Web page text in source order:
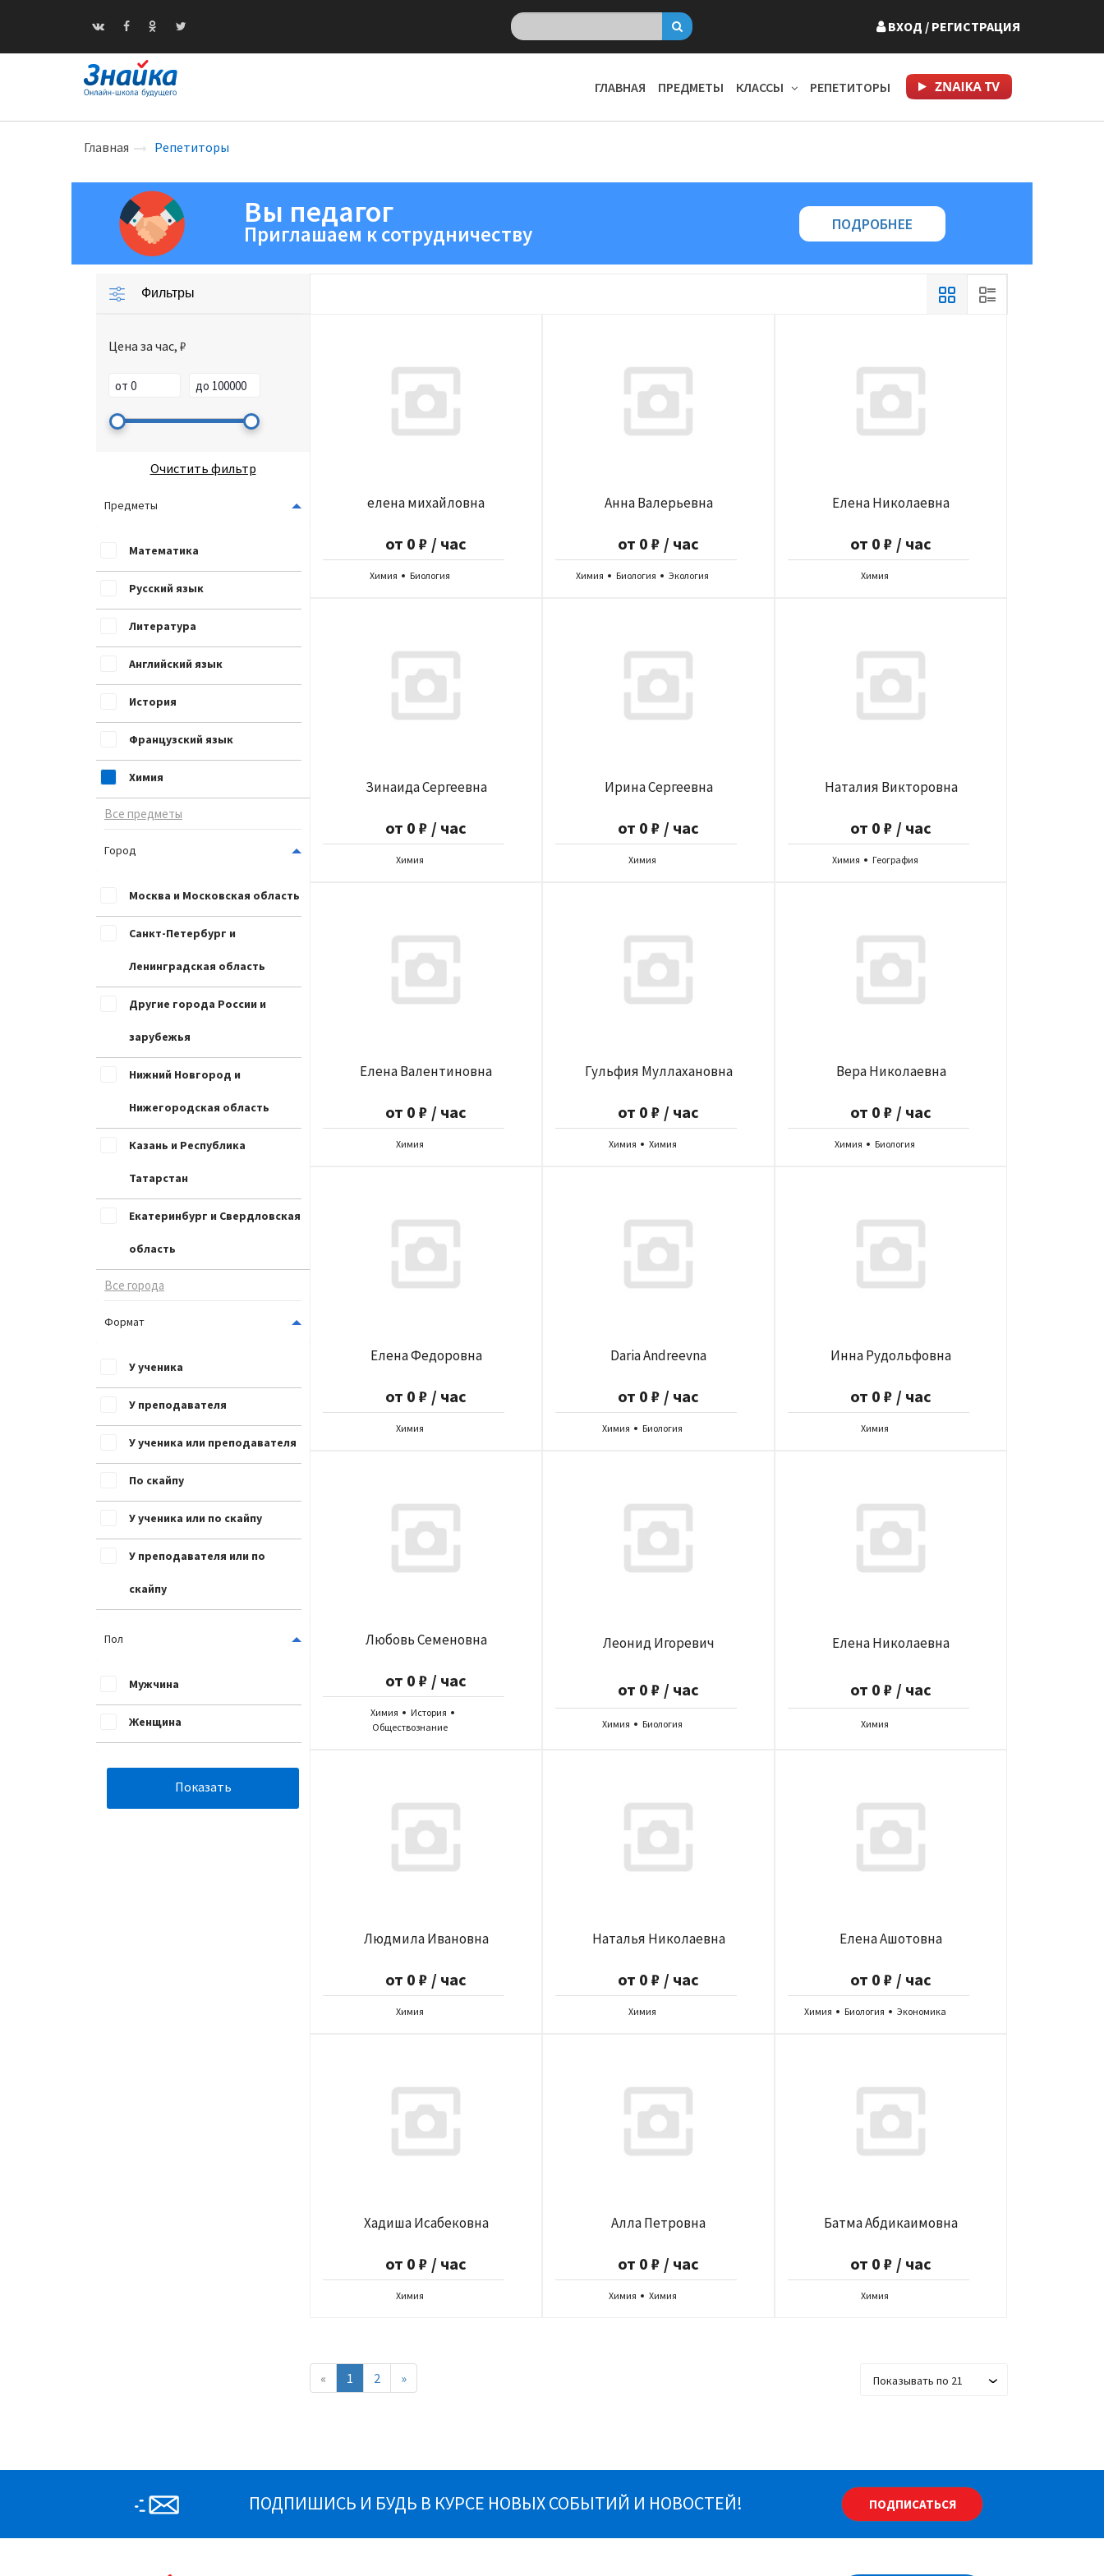
ВХОД / РЕГИСТРАЦИЯ
ГЛАВНАЯ ПРЕДМЕТЫ КЛАССЫ РЕПЕТИТОРЫ
Главная Репетиторы
Вы педагог
Приглашаем к сотрудничеству ПОДРОБНЕЕ
Фильтры
Цена за час, ₽
Очистить фильтр
Предметы
Математика
Русский язык
Литература
Английский язык
История
Французский язык
Химия
Все предметы
Город
Москва и Московская область
Санкт-Петербург и
Ленинградская область
Другие города России и
зарубежья
Нижний Новгород и
Нижегородская область
Казань и Республика
Татарстан
Екатеринбург и Свердловская
область
Все города
Формат
У ученика
У преподавателя
У ученика или преподавателя
По скайпу
У ученика или по скайпу
У преподавателя или по
скайпу
Пол
Мужчина
Женщина
Показать
Химия Биология
от 0 ₽ / час
елена михайловна
Химия Биология Экология
от 0 ₽ / час
Анна Валерьевна
Химия
от 0 ₽ / час
Елена Николаевна
Химия
от 0 ₽ / час
Зинаида Сергеевна
Химия
от 0 ₽ / час
Ирина Сергеевна
Химия География
от 0 ₽ / час
Наталия Викторовна
Химия
от 0 ₽ / час
Елена Валентиновна
Химия Химия
от 0 ₽ / час
Гульфия Муллахановна
Химия Биология
от 0 ₽ / час
Вера Николаевна
Химия
от 0 ₽ / час
Елена Федоровна
Химия Биология
от 0 ₽ / час
Daria Andreevna
Химия
от 0 ₽ / час
Инна Рудольфовна
Химия
История
Обществознание
от 0 ₽ / час
Любовь Семеновна
Химия Биология
от 0 ₽ / час
Леонид Игоревич
Химия
от 0 ₽ / час
Елена Николаевна
Химия
от 0 ₽ / час
Людмила Ивановна
Химия
от 0 ₽ / час
Наталья Николаевна
Химия Биология Экономика
от 0 ₽ / час
Елена Ашотовна
Химия
от 0 ₽ / час
Хадиша Исабековна
Химия Химия
от 0 ₽ / час
Алла Петровна
Химия
от 0 ₽ / час
Батма Абдикаимовна
« 1 2 » Показывать по 21
ПОДПИШИСЬ И БУДЬ В КУРСЕ НОВЫХ СОБЫТИЙ И НОВОСТЕЙ! ПОДПИСАТЬСЯ